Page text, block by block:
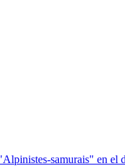
samurais" en el